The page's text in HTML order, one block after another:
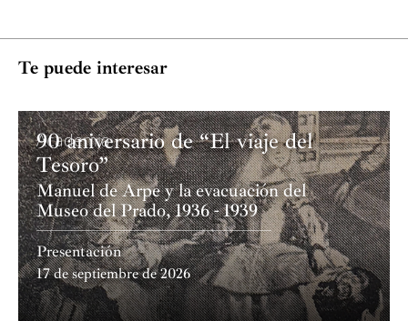
Te puede interesar
Academia
90 aniversario de “El viaje del
Tesoro”
Manuel de Arpe y la evacuación del
Museo del Prado, 1936 - 1939
Presentación
17 de septiembre de 2026